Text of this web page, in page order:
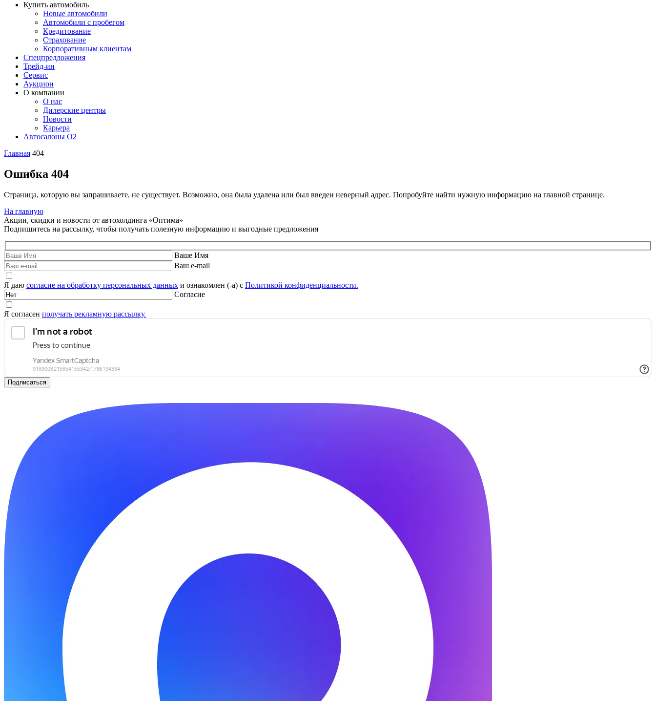
Купить автомобиль
Новые автомобили
Автомобили с пробегом
Кредитование
Страхование
Корпоративным клиентам
Спецпредложения
Трейд-ин
Сервис
Аукцион
О компании
О нас
Дилерские центры
Новости
Карьера
Автосалоны O2
Главная 404
Ошибка 404
Страница, которую вы запрашиваете, не существует. Возможно, она была удалена или был введен неверный адрес. Попробуйте найти нужную информацию на главной странице.
На главную
Акции, скидки и новости от автохолдинга «Оптима»
Подпишитесь на рассылку, чтобы получать полезную информацию и выгодные предложения
Ваше Имя
Ваш e-mail
Я даю согласие на обработку персональных данных и ознакомлен (-а) с Политикой конфиденциальности.
Согласие
Я согласен получать рекламную рассылку.